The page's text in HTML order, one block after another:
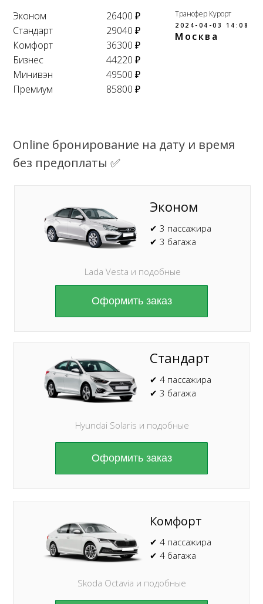
Эконом
26400 ₽
Стандарт
29040 ₽
Комфорт
36300 ₽
Бизнес
44220 ₽
Минивэн
49500 ₽
Премиум
85800 ₽
Трансфер Курорт
2024-04-03 14:08
Москва
Оформить заказ
Стандарт
Hyundai Solaris и подобные
✔ 4 пассажира
✔ 3 багажа
Online бронирование на дату и время
без предоплаты ✅
Оформить заказ
Эконом
Lada Vesta и подобные
✔ 3 пассажира
✔ 3 багажа
Комфорт
Skoda Octavia и подобные
✔ 4 пассажира
✔ 4 багажа